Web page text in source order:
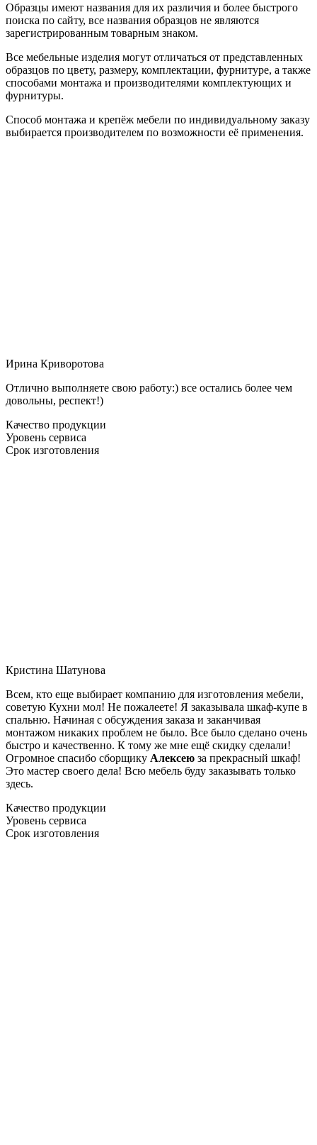
Образцы имеют названия для их различия и более быстрого
поиска по сайту, все названия образцов не являются
зарегистрированным товарным знаком.
Все мебельные изделия могут отличаться от представленных
образцов по цвету, размеру, комплектации, фурнитуре, а также
способами монтажа и производителями комплектующих и
фурнитуры.
Способ монтажа и крепёж мебели по индивидуальному заказу
выбирается производителем по возможности её применения.
Ирина Криворотова
Отлично выполняете свою работу:) все остались более чем
довольны, респект!)
Качество продукции
Уровень сервиса
Срок изготовления
Кристина Шатунова
Всем, кто еще выбирает компанию для изготовления мебели,
советую Кухни мол! Не пожалеете! Я заказывала шкаф-купе в
спальню. Начиная с обсуждения заказа и заканчивая
монтажом никаких проблем не было. Все было сделано очень
быстро и качественно. К тому же мне ещё скидку сделали!
Огромное спасибо сборщику Алексею за прекрасный шкаф!
Это мастер своего дела! Всю мебель буду заказывать только
здесь.
Качество продукции
Уровень сервиса
Срок изготовления